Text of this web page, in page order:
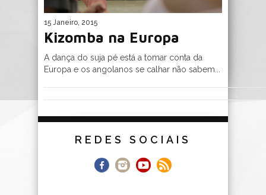
15 Janeiro, 2015
Kizomba na Europa
A dança do suja pé está a tomar conta da
Europa e os angolanos se calhar não sabem...
REDES SOCIAIS